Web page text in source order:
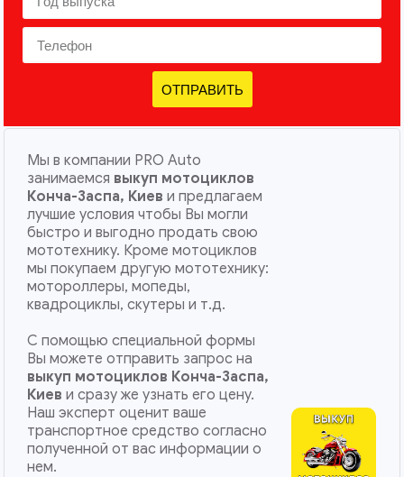
ОТПРАВИТЬ
Мы в компании PRO Auto
занимаемся выкуп мотоциклов
Конча-Заспа, Киев и предлагаем
лучшие условия чтобы Вы могли
быстро и выгодно продать свою
мототехнику. Кроме мотоциклов
мы покупаем другую мототехнику:
мотороллеры, мопеды,
квадроциклы, скутеры и т.д.
С помощью специальной формы
Вы можете отправить запрос на
выкуп мотоциклов Конча-Заспа,
Киев и сразу же узнать его цену.
Наш эксперт оценит ваше
транспортное средство согласно
полученной от вас информации о
нем.